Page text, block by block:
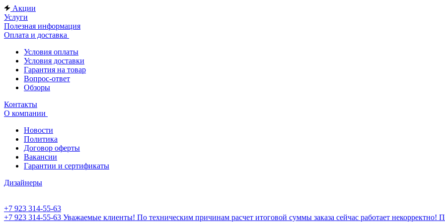
Акции
Услуги
Полезная информация
Оплата и доставка
Условия оплаты
Условия доставки
Гарантия на товар
Вопрос-ответ
Обзоры
Контакты
О компании
Новости
Политика
Договор оферты
Вакансии
Гарантии и сертификаты
Дизайнеры
+7 923 314-55-63
+7 923 314-55-63 Уважаемые клиенты! По техническим причинам расчет итоговой суммы заказа сейчас работает